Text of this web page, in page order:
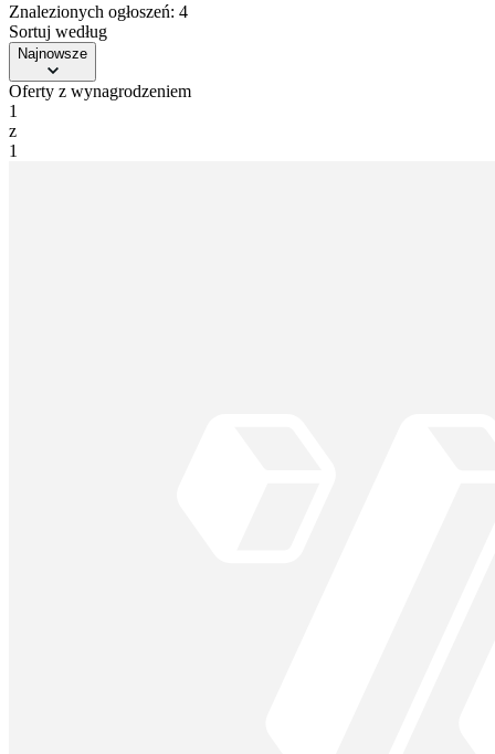
Znalezionych ogłoszeń: 4
Sortuj według
Najnowsze
Oferty z wynagrodzeniem
1
z
1